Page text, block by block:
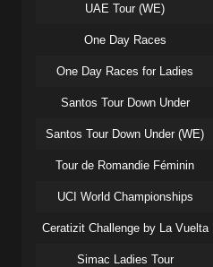
UAE Tour (WE)
One Day Races
One Day Races for Ladies
Santos Tour Down Under
Santos Tour Down Under (WE)
Tour de Romandie Féminin
UCI World Championships
Ceratizit Challenge by La Vuelta
Simac Ladies Tour